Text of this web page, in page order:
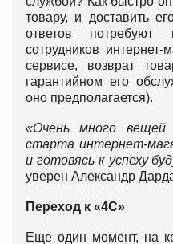
товару, и доставить
ответов потребуют
сотрудников
сервисе, возврат
гарантийном его
оно предполагается).
«Очень много вещей
старта интернет-
и готовясь к успеху
уверен Александр
Переход к «4С»
Еще один момент, на